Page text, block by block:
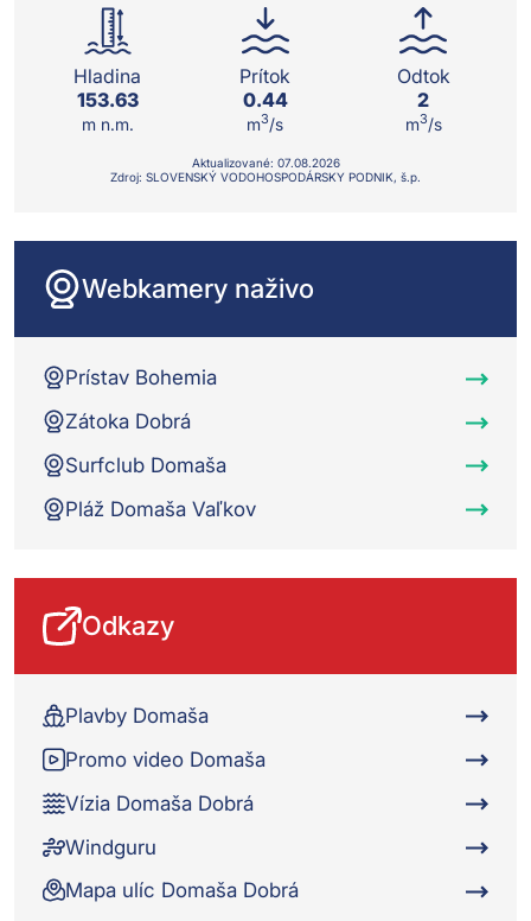
Hladina
153.63
m n.m.
Prítok
0.44
m3/s
Odtok
2
m3/s
Aktualizované: 07.08.2026
Zdroj: SLOVENSKÝ VODOHOSPODÁRSKY PODNIK, š.p.
Webkamery naživo
Prístav Bohemia
Zátoka Dobrá
Surfclub Domaša
Pláž Domaša Vaľkov
Odkazy
Plavby Domaša
Promo video Domaša
Vízia Domaša Dobrá
Windguru
Mapa ulíc Domaša Dobrá